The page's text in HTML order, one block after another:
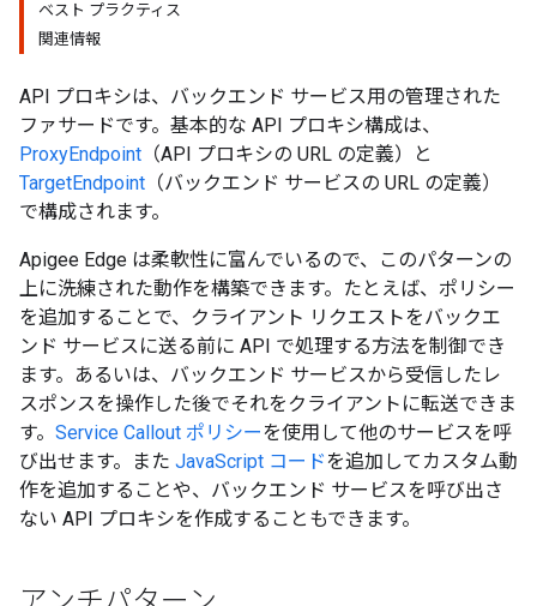
ベスト プラクティス
関連情報
API プロキシは、バックエンド サービス用の管理された
ファサードです。基本的な API プロキシ構成は、
ProxyEndpoint （API プロキシの URL の定義）と
TargetEndpoint （バックエンド サービスの URL の定義）
で構成されます。
Apigee Edge は柔軟性に富んでいるので、このパターンの
上に洗練された動作を構築できます。たとえば、ポリシー
を追加することで、クライアント リクエストをバックエ
ンド サービスに送る前に API で処理する方法を制御でき
ます。あるいは、バックエンド サービスから受信したレ
スポンスを操作した後でそれをクライアントに転送できま
す。 Service Callout ポリシーを使用して他のサービスを呼
び出せます。また JavaScript コードを追加してカスタム動
作を追加することや、バックエンド サービスを呼び出さ
ない API プロキシを作成することもできます。